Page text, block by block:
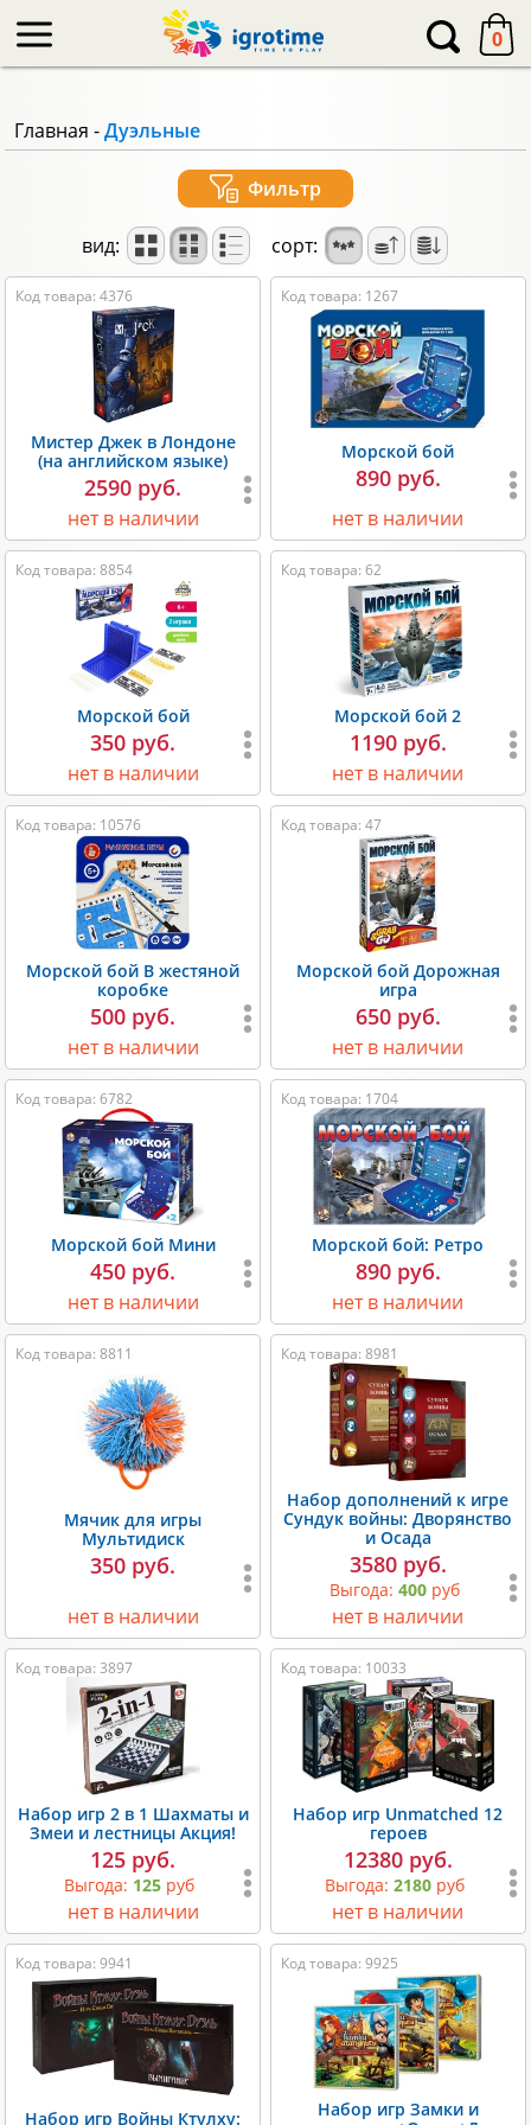
0
Главная - Дуэльные
Фильтр
вид: сорт:
Код товара: 4376
Мистер Джек в Лондоне
(на английском языке)
2590 руб.
нет в наличии
Код товара: 1267
Морской бой
890 руб.
нет в наличии
Код товара: 8854
Морской бой
350 руб.
нет в наличии
Код товара: 62
Морской бой 2
1190 руб.
нет в наличии
Код товара: 10576
Морской бой В жестяной
коробке
500 руб.
нет в наличии
Код товара: 47
Морской бой Дорожная
игра
650 руб.
нет в наличии
Код товара: 6782
Морской бой Мини
450 руб.
нет в наличии
Код товара: 1704
Морской бой: Ретро
890 руб.
нет в наличии
Код товара: 8811
Мячик для игры
Мультидиск
350 руб.
нет в наличии
Код товара: 8981
Набор дополнений к игре
Сундук войны: Дворянство
и Осада
3580 руб.
Выгода: 400руб
нет в наличии
Код товара: 3897
Набор игр 2 в 1 Шахматы и
Змеи и лестницы Акция!
125 руб.
Выгода: 125 руб
нет в наличии
Код товара: 10033
Набор игр Unmatched 12
героев
12380 руб.
Выгода: 2180руб
нет в наличии
Код товара: 9941
Набор игр Войны Ктулху:
Код товара: 9925
Набор игр Замки и